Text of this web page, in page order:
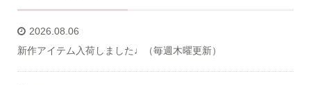
2026.08.06
新作アイテム入荷しました♩（毎週木曜更新）